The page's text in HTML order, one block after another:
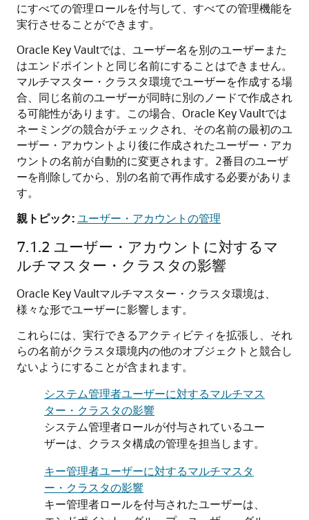
にすべての管理ロールを付与して、すべての管理機能を
実行させることができます。
Oracle Key Vaultでは、ユーザー名を別のユーザーまた
はエンドポイントと同じ名前にすることはできません。
マルチマスター・クラスタ環境でユーザーを作成する場
合、同じ名前のユーザーが同時に別のノードで作成され
る可能性があります。この場合、Oracle Key Vaultでは
ネーミングの競合がチェックされ、その名前の最初のユ
ーザー・アカウントより後に作成されたユーザー・アカ
ウントの名前が自動的に変更されます。2番目のユーザ
ーを削除してから、別の名前で再作成する必要がありま
す。
親トピック:ユーザー・アカウントの管理
7.1.2 ユーザー・アカウントに対するマ
ルチマスター・クラスタの影響
Oracle Key Vaultマルチマスター・クラスタ環境は、
様々な形でユーザーに影響します。
これらには、実行できるアクティビティを拡張し、それ
らの名前がクラスタ環境内の他のオブジェクトと競合し
ないようにすることが含まれます。
システム管理者ユーザーに対するマルチマス
ター・クラスタの影響
システム管理者ロールが付与されているユー
ザーは、クラスタ構成の管理を担当します。
キー管理者ユーザーに対するマルチマスタ
ー・クラスタの影響
キー管理者ロールを付与されたユーザーは、